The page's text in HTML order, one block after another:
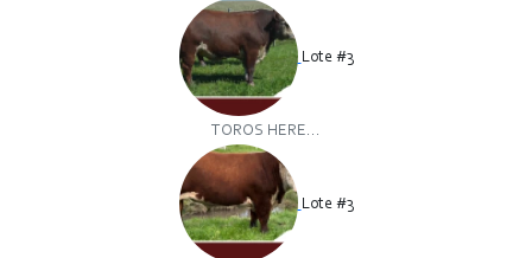
Lote #3
TOROS HERE...
Lote #3